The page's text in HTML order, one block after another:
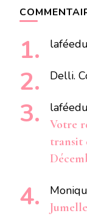
Delli.
Votre
transit